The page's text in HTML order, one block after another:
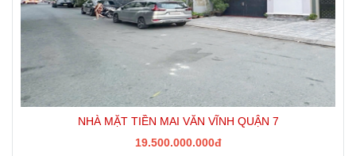
NHÀ MẶT TIỀN MAI VĂN VĨNH QUẬN 7
19.500.000.000đ